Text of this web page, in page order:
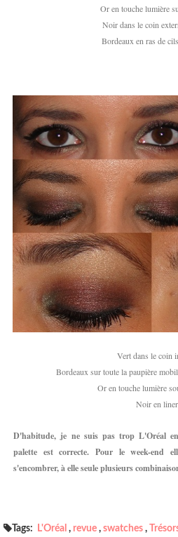
Or en touche lumière
Noir dans le coin
Bordeaux en ras de
Vert dans le coin
Bordeaux sur toute la paupière
Or en touche lumière
Noir en liner
D'habitude, je ne suis pas trop L'Oréal
palette est correcte. Pour le week-end
s'encombrer, à elle seule plusieurs
Tags: L'Oréal , revue , swatches ,